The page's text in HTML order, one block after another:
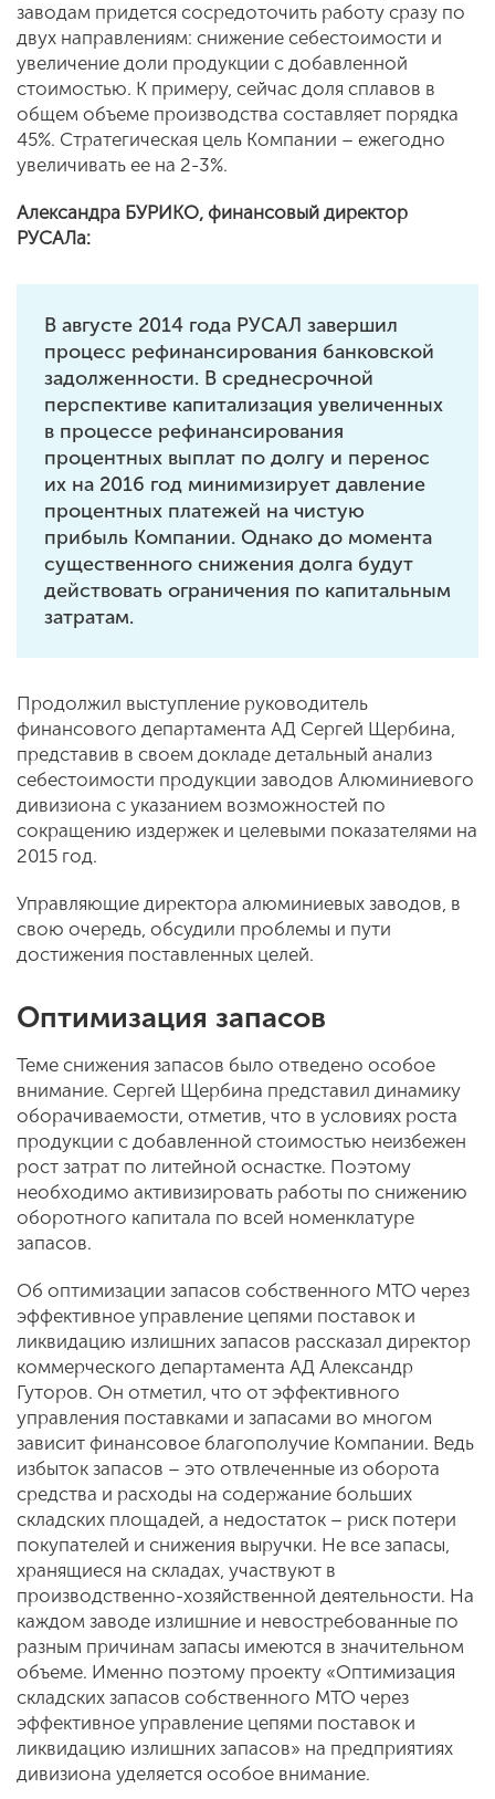
заводам придется сосредоточить работу сразу по
двух направлениям: снижение себестоимости и
увеличение доли продукции с добавленной
стоимостью. К примеру, сейчас доля сплавов в
общем объеме производства составляет порядка
45%. Стратегическая цель Компании – ежегодно
увеличивать ее на 2-3%.
Александра БУРИКО, финансовый директор
РУСАЛа:
В августе 2014 года РУСАЛ завершил
процесс рефинансирования банковской
задолженности. В среднесрочной
перспективе капитализация увеличенных
в процессе рефинансирования
процентных выплат по долгу и перенос
их на 2016 год минимизирует давление
процентных платежей на чистую
прибыль Компании. Однако до момента
существенного снижения долга будут
действовать ограничения по капитальным
затратам.
Продолжил выступление руководитель
финансового департамента АД Сергей Щербина,
представив в своем докладе детальный анализ
себестоимости продукции заводов Алюминиевого
дивизиона с указанием возможностей по
сокращению издержек и целевыми показателями на
2015 год.
Управляющие директора алюминиевых заводов, в
свою очередь, обсудили проблемы и пути
достижения поставленных целей.
Оптимизация запасов
Теме снижения запасов было отведено особое
внимание. Сергей Щербина представил динамику
оборачиваемости, отметив, что в условиях роста
продукции с добавленной стоимостью неизбежен
рост затрат по литейной оснастке. Поэтому
необходимо активизировать работы по снижению
оборотного капитала по всей номенклатуре
запасов.
Об оптимизации запасов собственного МТО через
эффективное управление цепями поставок и
ликвидацию излишних запасов рассказал директор
коммерческого департамента АД Александр
Гуторов. Он отметил, что от эффективного
управления поставками и запасами во многом
зависит финансовое благополучие Компании. Ведь
избыток запасов – это отвлеченные из оборота
средства и расходы на содержание больших
складских площадей, а недостаток – риск потери
покупателей и снижения выручки. Не все запасы,
хранящиеся на складах, участвуют в
производственно-хозяйственной деятельности. На
каждом заводе излишние и невостребованные по
разным причинам запасы имеются в значительном
объеме. Именно поэтому проекту «Оптимизация
складских запасов собственного МТО через
эффективное управление цепями поставок и
ликвидацию излишних запасов» на предприятиях
дивизиона уделяется особое внимание.